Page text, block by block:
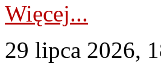
Więcej...
29 lipca 2026,